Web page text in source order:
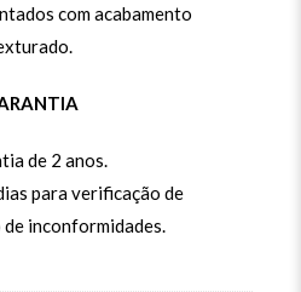
com acabamento
de 2 anos.
para verificação de
inconformidades.